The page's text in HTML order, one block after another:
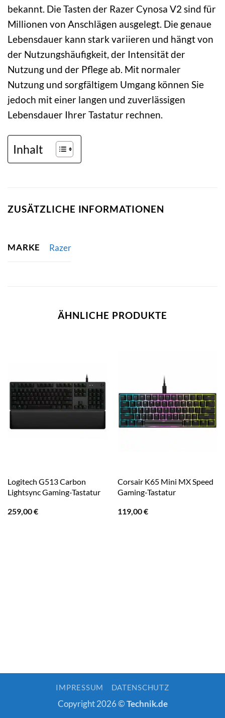
bekannt. Die Tasten der Razer Cynosa V2 sind für
Millionen von Anschlägen ausgelegt. Die genaue
Lebensdauer kann stark variieren und hängt von
der Nutzungshäufigkeit, der Intensität der
Nutzung und der Pflege ab. Mit normaler
Nutzung und sorgfältigem Umgang können Sie
jedoch mit einer langen und zuverlässigen
Lebensdauer Ihrer Tastatur rechnen.
Inhalt
ZUSÄTZLICHE INFORMATIONEN
MARKE Razer
ÄHNLICHE PRODUKTE
Logitech G513 Carbon
Lightsync Gaming-Tastatur
259,00€
Corsair K65 Mini MX Speed
Gaming-Tastatur
119,00€
IMPRESSUM DATENSCHUTZ
Copyright 2026 ©Technik.de